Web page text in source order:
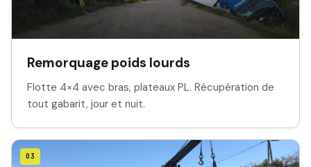
Remorquage poids lourds
Flotte 4×4 avec bras, plateaux PL. Récupération de
tout gabarit, jour et nuit.
03